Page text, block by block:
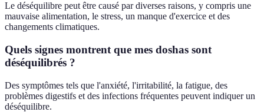
Le déséquilibre peut être causé par diverses raisons, y compris une
mauvaise alimentation, le stress, un manque d'exercice et des
changements climatiques.
Quels signes montrent que mes doshas sont
déséquilibrés ?
Des symptômes tels que l'anxiété, l'irritabilité, la fatigue, des
problèmes digestifs et des infections fréquentes peuvent indiquer un
déséquilibre.